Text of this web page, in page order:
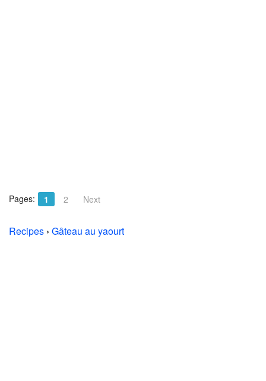
Pages: 1 2 Next
Recipes › Gâteau au yaourt